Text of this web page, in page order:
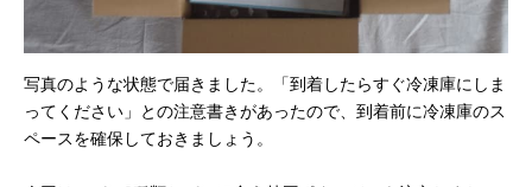
写真のような状態で届きました。「到着したらすぐ冷凍庫にしま
ってください」との注意書きがあったので、到着前に冷凍庫のス
ペースを確保しておきましょう。